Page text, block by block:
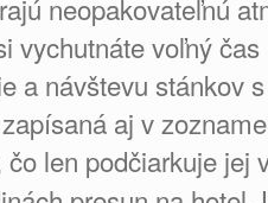
neopakovateľnú
vychutnáte voľný
a návštevu stánkov
aj v
čo len podčiarkuje jej